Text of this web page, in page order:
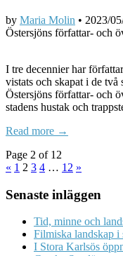
by Maria Molin • 2023/
Östersjöns författar- och
I tre decennier har
vistats och skapat i de
Östersjöns författar- och
stadens hustak och
Read more →
Page 2 of 12
« 1 2 3 4 … 12 »
Senaste inläggen
Tid, minne och
Filmiska landskap i
I Stora Karlsös